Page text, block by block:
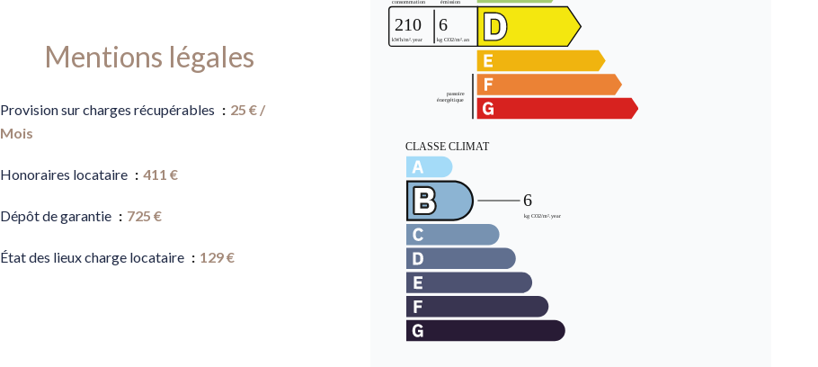
Mentions légales
Provision sur charges récupérables
25 € /
Mois
Honoraires locataire 411 €
Dépôt de garantie 725 €
État des lieux charge locataire 129 €